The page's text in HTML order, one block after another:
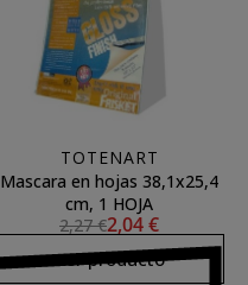
TOTENART
Mascara en hojas 38,1x25,4
cm, 1 HOJA
2,27 €2,04 €
Ver producto